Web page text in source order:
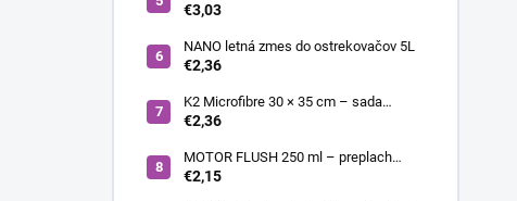
(čistič motora)
€3,03
NANO letná zmes do ostrekovačov 5L
€2,36
K2 Microfibre 30 × 35 cm – sada
mikrovláknových utierok 4 ks
€2,36
MOTOR FLUSH 250 ml – preplach
motora
€2,15